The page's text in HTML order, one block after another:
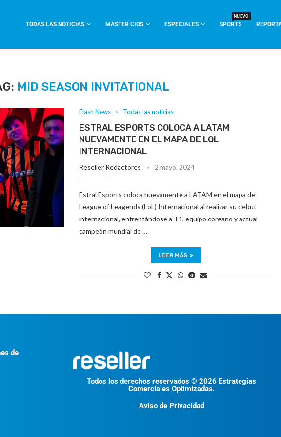
TODAS LAS NOTICIAS MASTER CIOS ESPECIALES SPORTS
NUEVO
MID SEASON INVITATIONAL
Flash News Todas las noticias
ESTRAL ESPORTS COLOCA A LATAM
NUEVAMENTE EN EL MAPA DE LOL
INTERNACIONAL
Reseller Redactores 2 mayo, 2024
Estral Esports coloca nuevamente a LATAM en el mapa de
League of Leagends (LoL) Internacional al realizar su debut
internacional, enfrentándose a T1, equipo coreano y actual
campeón mundial de …
LEER MÁS
de
Todos los derechos reservados © 2026 Estrategias
Comerciales Optimizadas.
Aviso de Privacidad